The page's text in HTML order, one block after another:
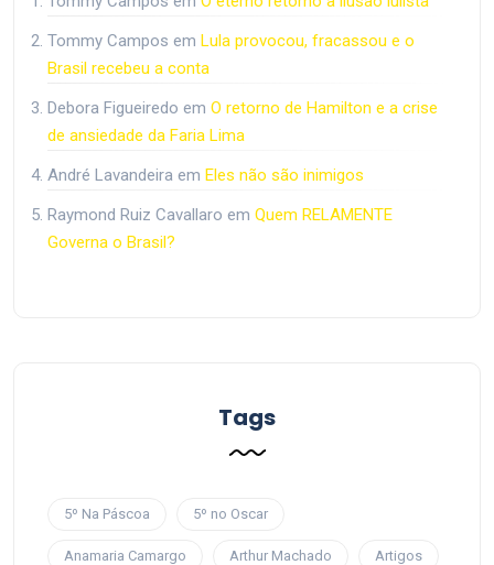
Tommy Campos em Lula provocou, fracassou e o
Brasil recebeu a conta
Debora Figueiredo em O retorno de Hamilton e a crise
de ansiedade da Faria Lima
André Lavandeira em Eles não são inimigos
Raymond Ruiz Cavallaro em Quem RELAMENTE
Governa o Brasil?
Tags
5º Na Páscoa 5º no Oscar
Anamaria Camargo Arthur Machado Artigos